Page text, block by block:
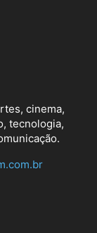
cinema,
tecnologia,